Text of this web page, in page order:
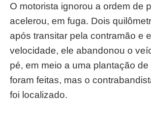
O motorista ignorou a ordem de
acelerou, em fuga. Dois
após transitar pela contramão e
velocidade, ele abandonou o
pé, em meio a uma plantação
foram feitas, mas o
foi localizado.